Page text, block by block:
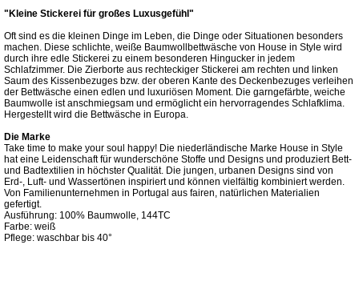
"Kleine Stickerei für großes Luxusgefühl"
Oft sind es die kleinen Dinge im Leben, die Dinge oder Situationen besonders
machen. Diese schlichte, weiße Baumwollbettwäsche von House in Style wird
durch ihre edle Stickerei zu einem besonderen Hingucker in jedem
Schlafzimmer. Die Zierborte aus rechteckiger Stickerei am rechten und linken
Saum des Kissenbezuges bzw. der oberen Kante des Deckenbezuges verleihen
der Bettwäsche einen edlen und luxuriösen Moment. Die garngefärbte, weiche
Baumwolle ist anschmiegsam und ermöglicht ein hervorragendes Schlafklima.
Hergestellt wird die Bettwäsche in Europa.
Die Marke
Take time to make your soul happy! Die niederländische Marke House in Style
hat eine Leidenschaft für wunderschöne Stoffe und Designs und produziert Bett-
und Badtextilien in höchster Qualität. Die jungen, urbanen Designs sind von
Erd-, Luft- und Wassertönen inspiriert und können vielfältig kombiniert werden.
Von Familienunternehmen in Portugal aus fairen, natürlichen Materialien
gefertigt.
Ausführung: 100% Baumwolle, 144TC
Farbe: weiß
Pflege: waschbar bis 40°